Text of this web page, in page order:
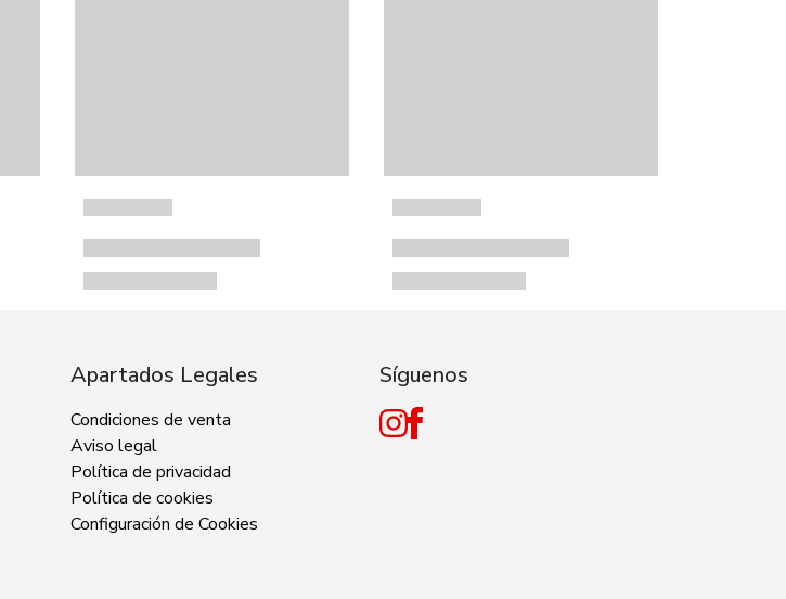
Apartados Legales
Condiciones de venta
Aviso legal
Política de privacidad
Política de cookies
Configuración de Cookies
Síguenos